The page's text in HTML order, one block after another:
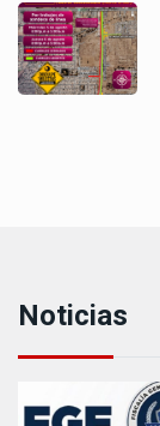
Noticias